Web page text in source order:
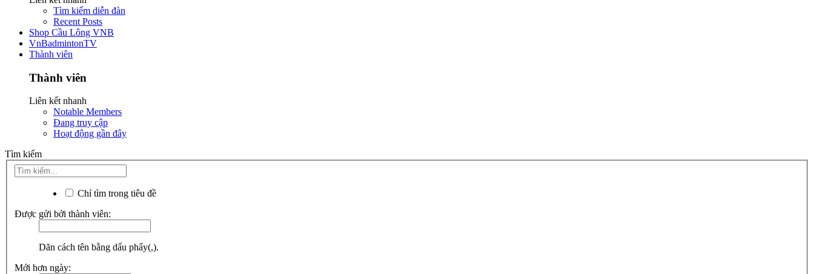
Tìm kiếm diễn đàn
Recent Posts
Shop Cầu Lông VNB
VnBadmintonTV
Thành viên
Thành viên
Liên kết nhanh
Notable Members
Đang truy cập
Hoạt động gần đây
Tìm kiếm
Chỉ tìm trong tiêu đề
Được gửi bởi thành viên:
Dãn cách tên bằng dấu phẩy(,).
Mới hơn ngày: